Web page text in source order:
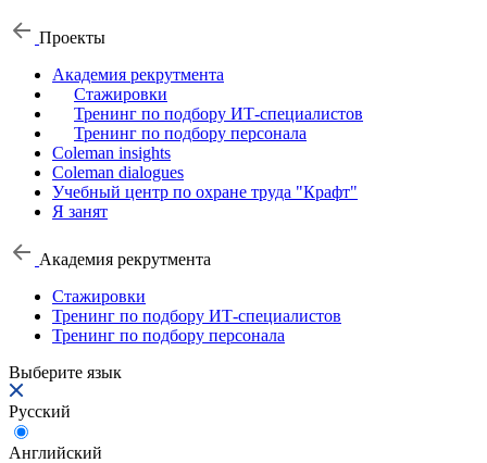
Проекты
Академия рекрутмента
Стажировки
Тренинг по подбору ИТ-специалистов
Тренинг по подбору персонала
Coleman insights
Coleman dialogues
Учебный центр по охране труда "Крафт"
Я занят
Академия рекрутмента
Стажировки
Тренинг по подбору ИТ-специалистов
Тренинг по подбору персонала
Выберите язык
Русский
Английский